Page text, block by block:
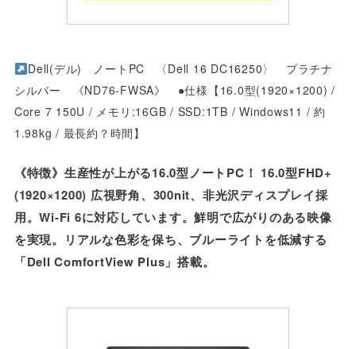
Dell(デル) ノートPC 〈Dell 16 DC16250〉 プラチナ
シルバー 《ND76-FWSA》 ●仕様【16.0型(1920×1200) /
Core 7 150U / メモリ:16GB / SSD:1TB / Windows11 / 約
1.98kg / 最長約？時間】
《特徴》生産性が上がる16.0型ノートPC！ 16.0型FHD+
(1920×1200) 広視野角、300nit、非光沢ディスプレイ採
用。Wi-Fi 6に対応しています。鮮明で広がりのある映像
を実現。リアルな色彩を保ち、ブルーライトを低減する
「Dell ComfortView Plus」搭載。